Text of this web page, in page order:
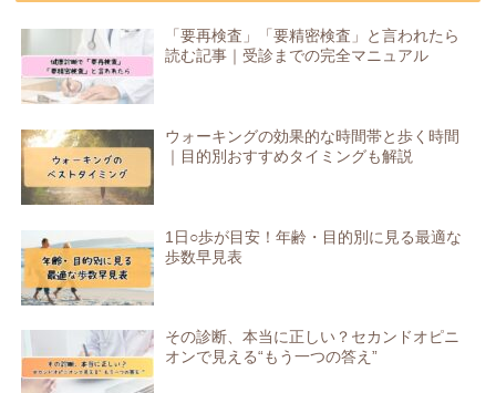
「要再検査」「要精密検査」と言われたら
読む記事｜受診までの完全マニュアル
ウォーキングの効果的な時間帯と歩く時間
｜目的別おすすめタイミングも解説
1日○歩が目安！年齢・目的別に見る最適な
歩数早見表
その診断、本当に正しい？セカンドオピニ
オンで見える“もう一つの答え”